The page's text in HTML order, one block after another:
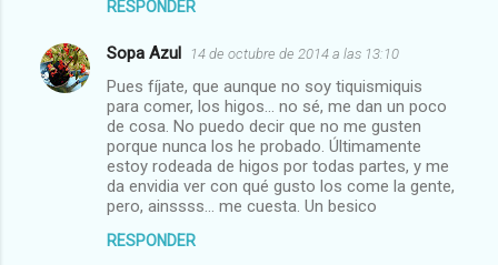
RESPONDER
Sopa Azul 14 de octubre de 2014 a las 13:10
Pues fíjate, que aunque no soy tiquismiquis
para comer, los higos... no sé, me dan un poco
de cosa. No puedo decir que no me gusten
porque nunca los he probado. Últimamente
estoy rodeada de higos por todas partes, y me
da envidia ver con qué gusto los come la gente,
pero, ainssss... me cuesta. Un besico
RESPONDER